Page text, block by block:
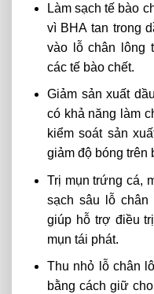
Làm sạch tế bào
vì BHA tan trong
vào lỗ chân lông
các tế bào chết.
Giảm sản xuất
có khả năng làm
kiểm soát sản
giảm độ bóng trên
Trị mụn trứng cá,
sạch sâu lỗ
giúp hỗ trợ điều
mụn tái phát.
Thu nhỏ lỗ chân
bằng cách giữ